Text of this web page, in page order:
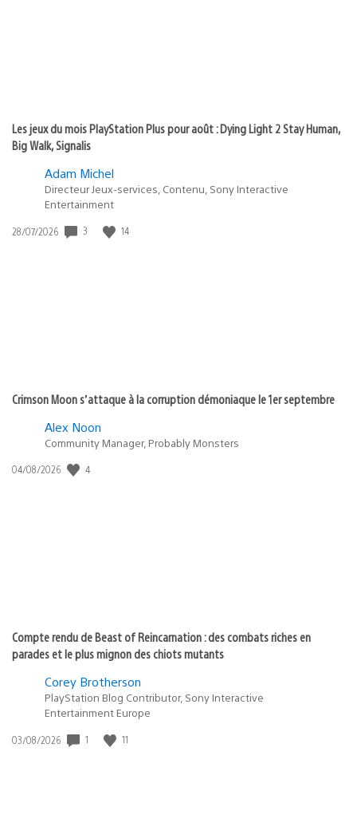
Les jeux du mois PlayStation Plus pour août : Dying Light 2 Stay Human,
Big Walk, Signalis
Adam Michel
Directeur Jeux-services, Contenu, Sony Interactive
Entertainment
Date
28/07/2026 3 14
Crimson Moon s’attaque à la corruption démoniaque le 1er septembre
Alex Noon
Community Manager, Probably Monsters
Date
04/08/2026 4
Compte rendu de Beast of Reincarnation : des combats riches en
parades et le plus mignon des chiots mutants
Corey Brotherson
PlayStation Blog Contributor, Sony Interactive
Entertainment Europe
Date
03/08/2026 1 11